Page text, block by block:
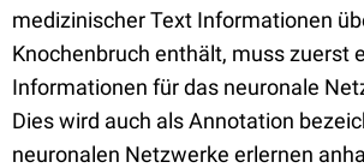
medizinischer Text Informationen
Knochenbruch enthält, muss zuerst
Informationen für das neuronale
Dies wird auch als Annotation
neuronalen Netzwerke erlernen